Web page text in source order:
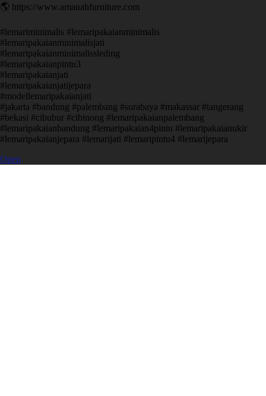
🌎 https://www.amanahfurniture.com
#lemariminimalis #lemaripakaianminimalis
#lemaripakaianminimalisjati
#lemaripakaianminimalissleding
#lemaripakaianpintu3
#lemaripakaianjati
#lemaripakaianjatijepara
#modellemaripakaianjati
#jakarta #bandung #palembang #surabaya #makassar #tangerang
#bekasi #cibubur #cibinong #lemaripakaianpalembang
#lemaripakaianbandung #lemaripakaian4pintu #lemaripakaianukir
#lemaripakaianjepara #lemarijati #lemaripintu4 #lemarijepara
Open